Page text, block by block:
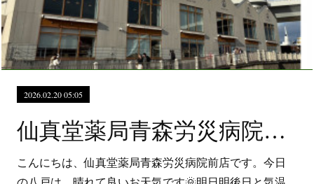
2026.02.20 05:05
仙真堂薬局青森労災病院前店 来週月曜は祝日です
こんにちは、仙真堂薬局青森労災病院前店です。今日